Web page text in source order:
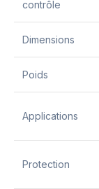
contrôle
Dimensions
Poids
Applications
Protection